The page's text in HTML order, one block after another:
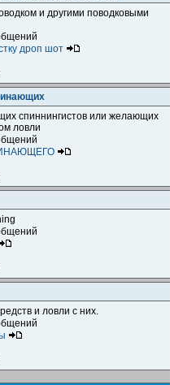
и другими поводковыми
дроп шот
спиннингистов или желающих
ловли
и ловли с них.